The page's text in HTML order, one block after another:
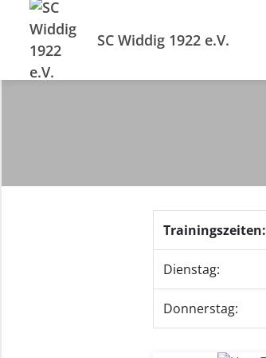
SC Widdig 1922 e.V.
Trainingszeiten:
Dienstag:
Donnerstag: